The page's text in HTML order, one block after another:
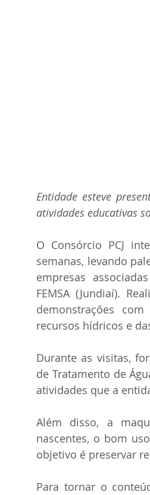
Entidade esteve
atividades educativas
O Consórcio PCJ
semanas, levando
empresas
FEMSA (Jundiaí).
demonstrações
recursos hídricos e
Durante as visitas,
de Tratamento de
atividades que a
Além disso, a
nascentes, o bom
objetivo é preservar
Para tornar o